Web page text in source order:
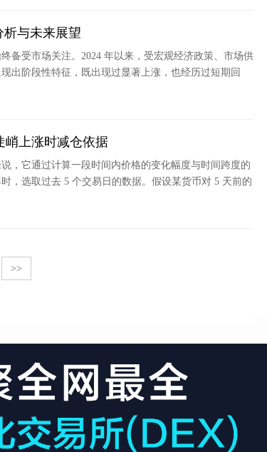
析与未来展望
备受市场关注。2024 年以来，受宏观经济政策、市场供
出阶段性特征，既出现过显著上涨，也经历过短期回
势、核心影响因素，并对 2025 年下半年走势进行展
峭上涨时减仓依据
，它通过计算一段时间内价格的变化幅度与时间跨度的
，选取过去 5 个交易日的数据。假设某货币对 5 天前的
变化了 0.0100，趋势斜率 =（1.2100 - 1.2000）÷ 5 =
度越快；斜率为负则表示价格下降。
>>